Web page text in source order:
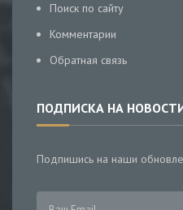
Поиск по сайту
Комментарии
Обратная связь
ПОДПИСКА НА
Подпишись на наши